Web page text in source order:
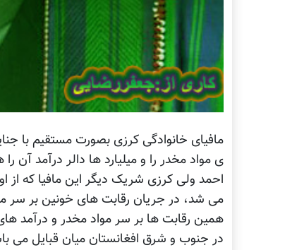
مافیای خانوادگی کرزی بصورت مستقیم با
ی مواد مخدر را و میلیارد ها دالر درآمد آن
احمد ولی کرزی شریک دیگر این مافیا که از
همین رقابت ها بر سر مواد مخدر و درآمد
در جنوب و شرق افغانستان میان قبایل می